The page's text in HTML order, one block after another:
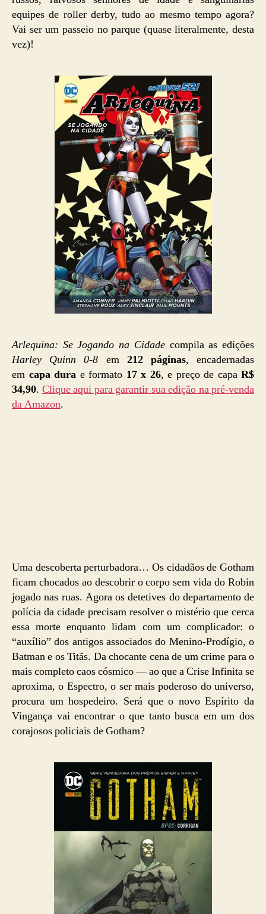
equipes de roller derby, tudo ao mesmo tempo agora?
Vai ser um passeio no parque (quase literalmente, desta
vez)!
Arlequina: Se Jogando na Cidadecompila as edições
Harley Quinn 0-8 em 212 páginas, encadernadas
em capa dura e formato 17 x 26, e preço de capa R$
34,90. Clique aqui para garantir sua edição na pré-venda
da Amazon.
Uma descoberta perturbadora… Os cidadãos de Gotham
ficam chocados ao descobrir o corpo sem vida do Robin
jogado nas ruas. Agora os detetives do departamento de
polícia da cidade precisam resolver o mistério que cerca
essa morte enquanto lidam com um complicador: o
“auxílio” dos antigos associados do Menino-Prodígio, o
Batman e os Titãs. Da chocante cena de um crime para o
mais completo caos cósmico — ao que a Crise Infinita se
aproxima, o Espectro, o ser mais poderoso do universo,
procura um hospedeiro. Será que o novo Espírito da
Vingança vai encontrar o que tanto busca em um dos
corajosos policiais de Gotham?